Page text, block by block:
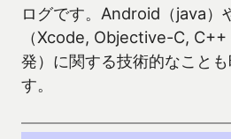
ログです。Android（java）
（Xcode, Objective-C,
発）に関する技術的なこと
す。